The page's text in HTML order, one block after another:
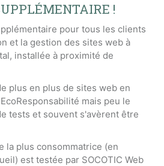
!
pour tous les clients
et la gestion des sites web à
installée à proximité de
plus en plus de sites web en
mais peu le
tests et souvent s'avèrent être
la plus consommatrice (en
est testée par SOCOTIC Web